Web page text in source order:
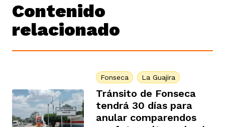
Contenido
relacionado
Fonseca La Guajira
Tránsito de Fonseca
tendrá 30 días para
anular comparendos